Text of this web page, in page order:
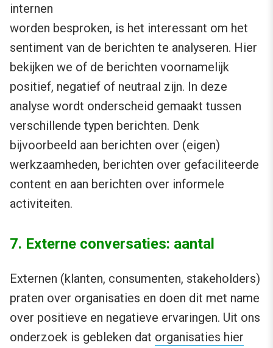
internen
worden besproken, is het interessant om het
sentiment van de berichten te analyseren. Hier
bekijken we of de berichten voornamelijk
positief, negatief of neutraal zijn. In deze
analyse wordt onderscheid gemaakt tussen
verschillende typen berichten. Denk
bijvoorbeeld aan berichten over (eigen)
werkzaamheden, berichten over gefaciliteerde
content en aan berichten over informele
activiteiten.
7. Externe conversaties: aantal
Externen (klanten, consumenten, stakeholders)
praten over organisaties en doen dit met name
over positieve en negatieve ervaringen. Uit ons
onderzoek is gebleken dat organisaties hier